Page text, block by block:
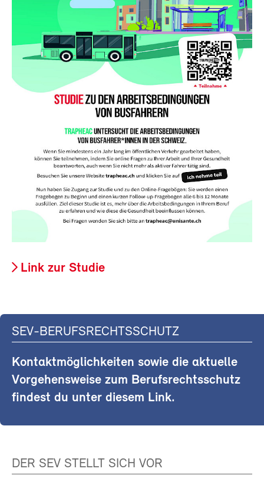
Link zur Studie
SEV-BERUFSRECHTSSCHUTZ
Kontaktmöglichkeiten sowie die aktuelle
Vorgehensweise zum Berufsrechtsschutz
findest du unter diesem Link.
DER SEV STELLT SICH VOR